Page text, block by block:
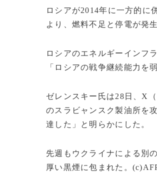
ロシアが2014年に一方的に
より、燃料不足と停電が発
ロシアのエネルギーインフ
「ロシアの戦争継続能力を
ゼレンスキー氏は28日、X
のスラビャンスク製油所を
達した」と明らかにした。
先週もウクライナによる別
厚い黒煙に包まれた。